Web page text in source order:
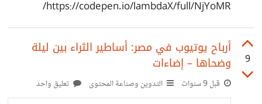
https://codepen.io/lambdaX/full/NjYoMR/
9
أرباح يوتيوب في مصر: أساطير الثراء بين ليلة
وضحاها – إضاءات
قبل 9 سنوات التدوين وصناعة المحتوى تعليق واحد